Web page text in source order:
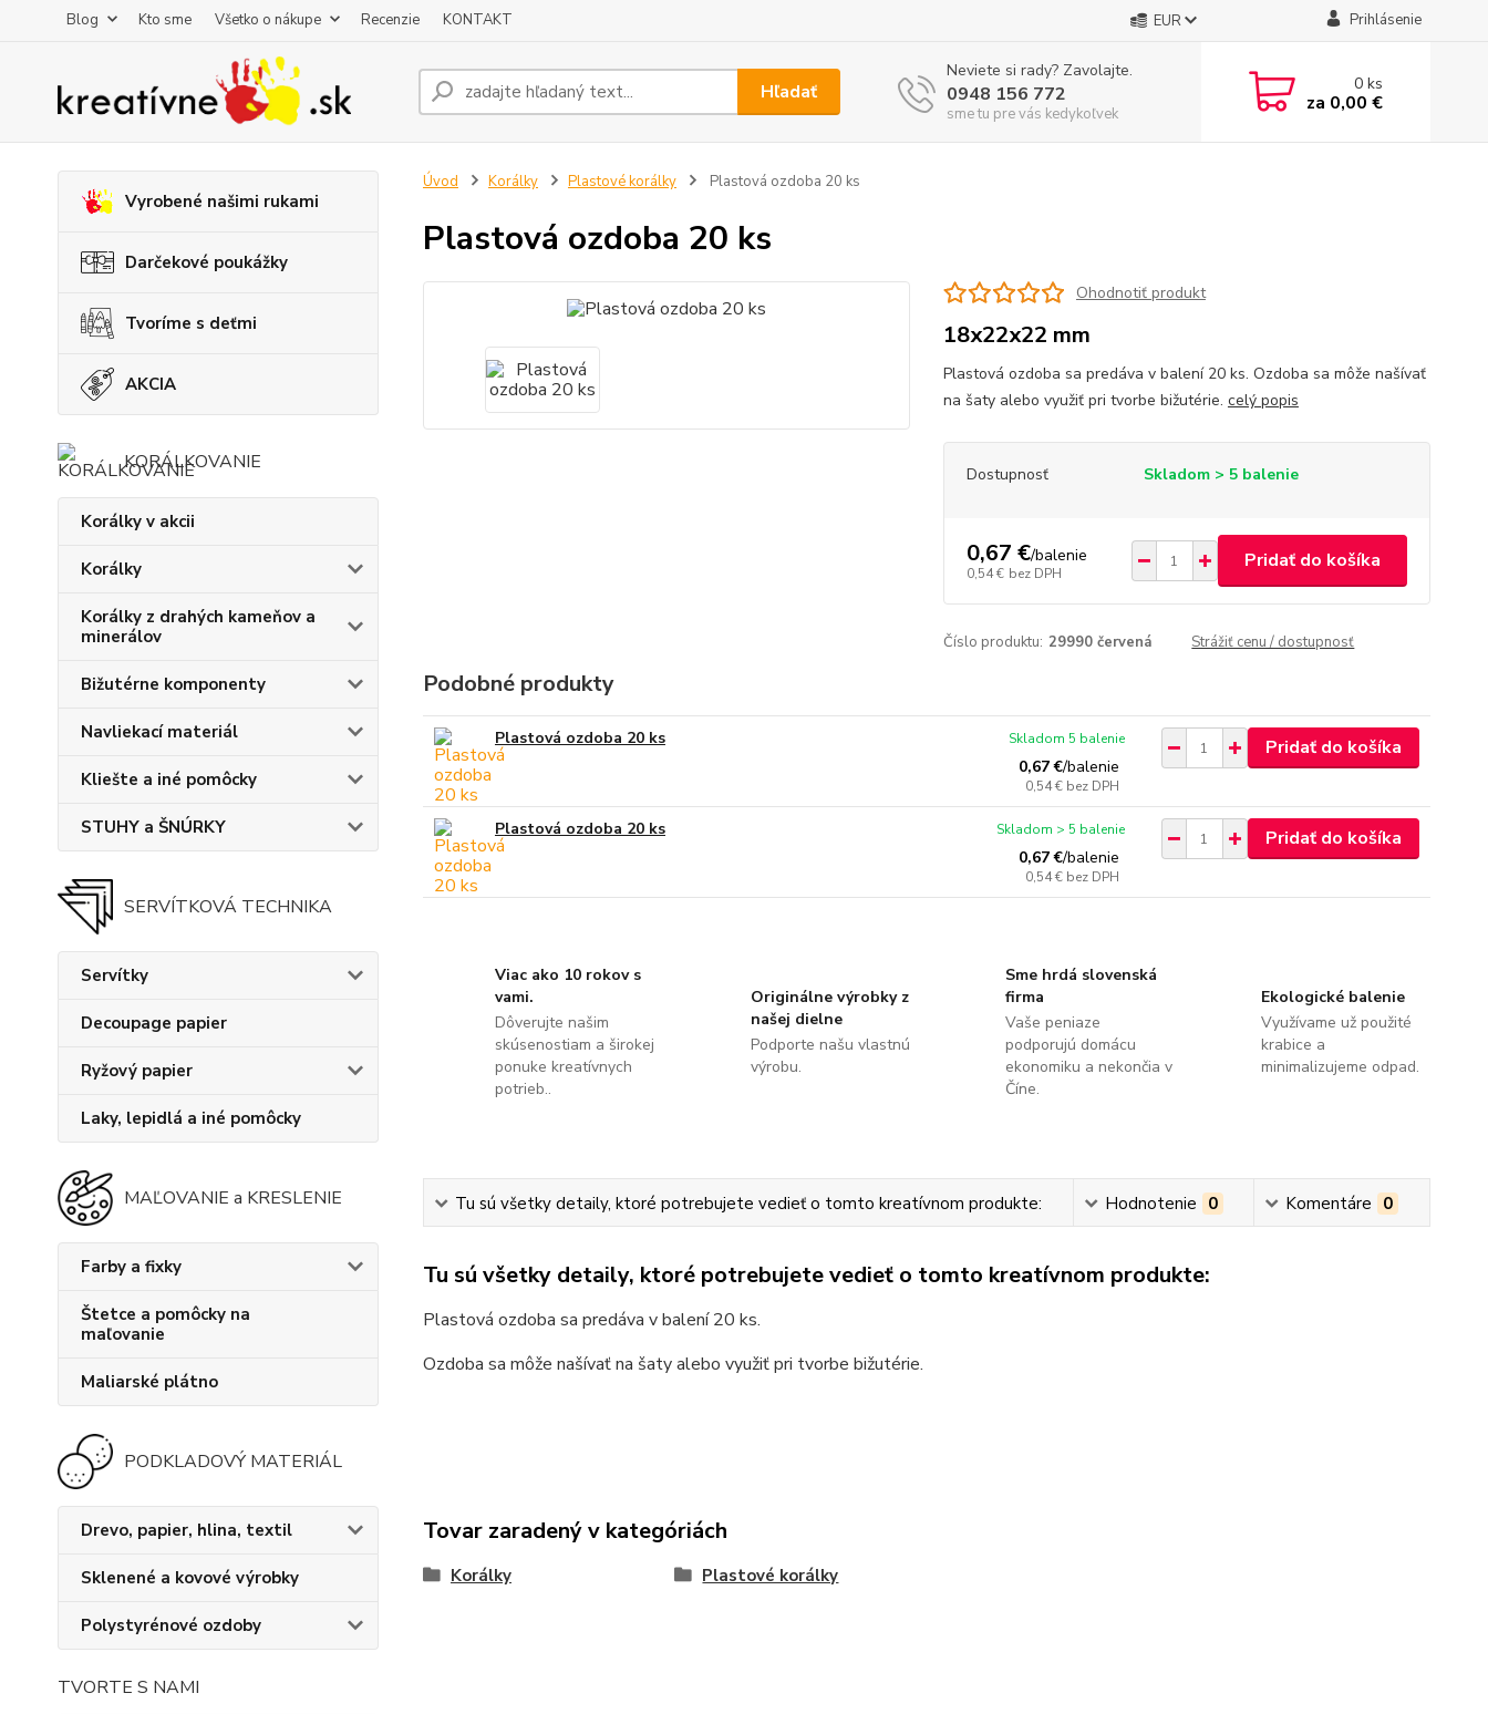
Blog Kto sme Všetko o nákupe Recenzie KONTAKT EUR Prihlásenie
Hľadať
Neviete si rady? Zavolajte.
0948 156 772
sme tu pre vás kedykoľvek
0ks
za 0,00 €
Vyrobené našimi rukami
Darčekové poukážky
Tvoríme s deťmi
AKCIA
KORÁLKOVANIE
Korálky v akcii
Korálky
Korálky z drahých kameňov a
minerálov
Bižutérne komponenty
Navliekací materiál
Kliešte a iné pomôcky
STUHY a ŠNÚRKY
SERVÍTKOVÁ TECHNIKA
Servítky
Decoupage papier
Ryžový papier
Laky, lepidlá a iné pomôcky
MAĽOVANIE a KRESLENIE
Farby a fixky
Štetce a pomôcky na
maľovanie
Maliarské plátno
PODKLADOVÝ MATERIÁL
Drevo, papier, hlina, textil
Sklenené a kovové výrobky
Polystyrénové ozdoby
TVORTE S NAMI
Úvod Korálky Plastové korálky Plastová ozdoba 20 ks
Plastová ozdoba 20 ks
Ohodnotiť produkt
18x22x22 mm
Plastová ozdoba sa predáva v balení 20 ks. Ozdoba sa môže našívať
na šaty alebo využiť pri tvorbe bižutérie. celý popis
Dostupnosť Skladom > 5 balenie
0,67 €/balenie
0,54 € bez DPH
Pridať do košíka
Číslo produktu: 29990 červená Strážiť cenu / dostupnosť
Podobné produkty
Plastová ozdoba 20 ks
0,67 €/balenie
0,54 € bez DPH
Skladom 5 balenie Pridať do košíka
Plastová ozdoba 20 ks
0,67 €/balenie
0,54 € bez DPH
Skladom > 5 balenie Pridať do košíka
Viac ako 10 rokov s
vami.
Dôverujte našim
skúsenostiam a širokej
ponuke kreatívnych
potrieb..
Originálne výrobky z
našej dielne
Podporte našu vlastnú
výrobu.
Sme hrdá slovenská
firma
Vaše peniaze
podporujú domácu
ekonomiku a nekončia v
Číne.
Ekologické balenie
Využívame už použité
krabice a
minimalizujeme odpad.
Tu sú všetky detaily, ktoré potrebujete vedieť o tomto kreatívnom produkte: Hodnotenie 0 Komentáre 0
Tu sú všetky detaily, ktoré potrebujete vedieť o tomto kreatívnom produkte:
Plastová ozdoba sa predáva v balení 20 ks.
Ozdoba sa môže našívať na šaty alebo využiť pri tvorbe bižutérie.
Tovar zaradený v kategóriách
Korálky Plastové korálky